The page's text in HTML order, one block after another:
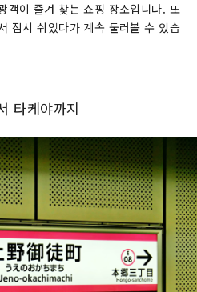
객이 즐겨 찾는 쇼핑 장소입니다. 또
잠시 쉬었다가 계속 둘러볼 수 있습
타케야까지